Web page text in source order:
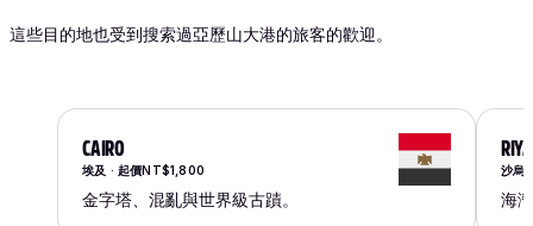
這些目的地也受到搜索過亞歷山大港的旅客的歡迎。
CAIRO
埃及 · 起價NT$1,800
金字塔、混亂與世界級古蹟。
沙烏
海